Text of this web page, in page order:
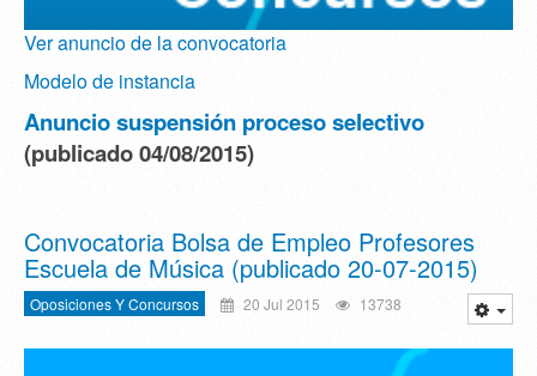
Ver anuncio de la convocatoria
Modelo de instancia
Anuncio suspensión proceso selectivo
(publicado 04/08/2015)
Convocatoria Bolsa de Empleo Profesores
Escuela de Música (publicado 20-07-2015)
Oposiciones Y Concursos 20 Jul 2015 13738